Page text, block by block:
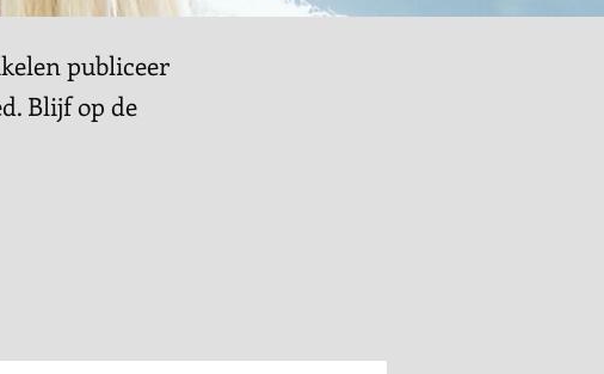
publiceer
Blijf op de